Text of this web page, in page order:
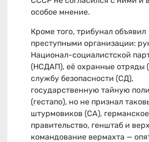
особое мнение.
Кроме того, трибунал объявил
преступными организации:
Национал-социалистской
(НСДАП), её охранные отряды
службу безопасности (СД),
государственную тайную
(гестапо), но не признал
штурмовиков (СА), германское
правительство, генштаб и
командование вермахта —